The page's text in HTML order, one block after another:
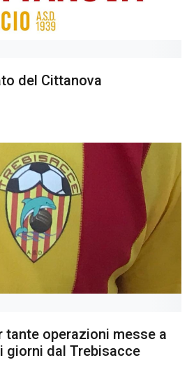
del Cittanova
tante operazioni messe a
giorni dal Trebisacce